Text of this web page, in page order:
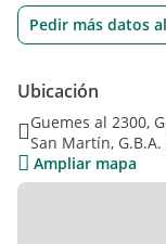
Incluye cochera
Ideal para quienes
en una ubicación
Con renta.
Pedir más datos
Ubicación
Guemes al 2300,
San Martín,
Ampliar mapa